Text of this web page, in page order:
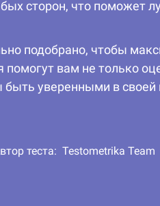
сторон, что поможет
подобрано, чтобы
вам не только
уверенными в своей
теста: Testometrika Team